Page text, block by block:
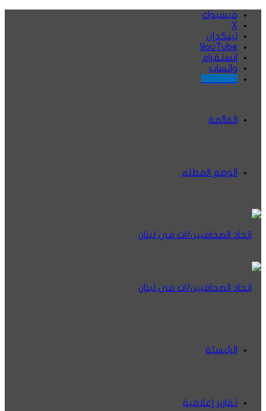
فيسبوك
‫X
لينكدإن
‫YouTube
انستقرام
واتساب
القائمة
الوضع المظلم
الرئيسيّة
تقارير إعلامية